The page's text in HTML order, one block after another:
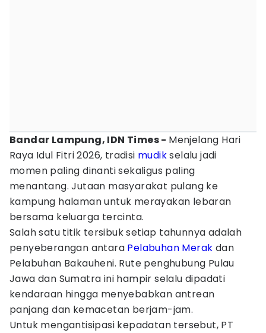
Bandar Lampung, IDN Times - Menjelang Hari
Raya Idul Fitri 2026, tradisi mudikselalu jadi
momen paling dinanti sekaligus paling
menantang. Jutaan masyarakat pulang ke
kampung halaman untuk merayakan lebaran
bersama keluarga tercinta.
Salah satu titik tersibuk setiap tahunnya adalah
penyeberangan antara Pelabuhan Merak dan
Pelabuhan Bakauheni. Rute penghubung Pulau
Jawa dan Sumatra ini hampir selalu dipadati
kendaraan hingga menyebabkan antrean
panjang dan kemacetan berjam-jam.
Untuk mengantisipasi kepadatan tersebut, PT